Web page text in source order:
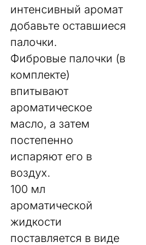
интенсивный аромат
добавьте оставшиеся
палочки.
Фибровые палочки (в
комплекте)
впитывают
ароматическое
масло, а затем
постепенно
испаряют его в
воздух.
100 мл
ароматической
жидкости
поставляется в виде